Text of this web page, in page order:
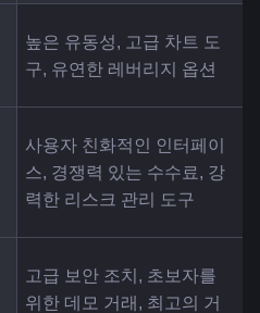
높은 유동성, 고급 차트 도
구, 유연한 레버리지 옵션
사용자 친화적인 인터페이
스, 경쟁력 있는 수수료, 강
력한 리스크 관리 도구
고급 보안 조치, 초보자를
위한 데모 거래, 최고의 거